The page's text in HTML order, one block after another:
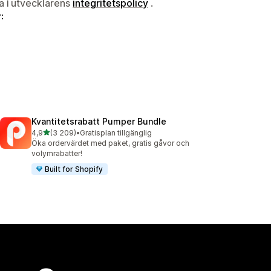
i utvecklarens integritetspolicy .
Kvantitetsrabatt Pumper Bundle
4,9av 5 stjärnor
(3 209)
3209 recensioner totalt
•Gratisplan tillgänglig
Öka ordervärdet med paket, gratis gåvor och
volymrabatter!
Built for Shopify